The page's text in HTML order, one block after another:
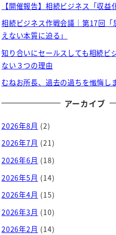
【開催報告】相続ビジネス「収益
相続ビジネス作戦会議｜第17回「
えない本質に迫る」
知り合いにセールスしても相続ビ
ない３つの理由
むねお所長、過去の過ちを懺悔し
アーカイブ
2026年8月 (2)
2026年7月 (21)
2026年6月 (18)
2026年5月 (14)
2026年4月 (15)
2026年3月 (10)
2026年2月 (14)